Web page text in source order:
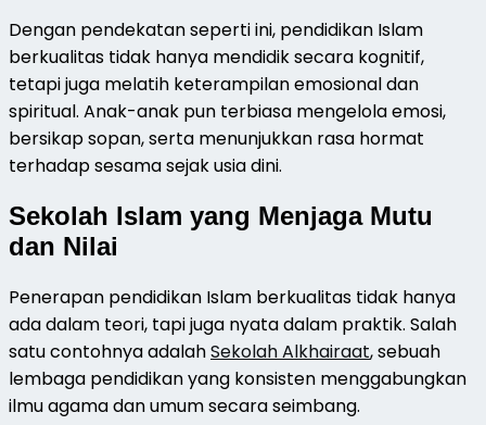
Dengan pendekatan seperti ini, pendidikan Islam
berkualitas tidak hanya mendidik secara kognitif,
tetapi juga melatih keterampilan emosional dan
spiritual. Anak-anak pun terbiasa mengelola emosi,
bersikap sopan, serta menunjukkan rasa hormat
terhadap sesama sejak usia dini.
Sekolah Islam yang Menjaga Mutu
dan Nilai
Penerapan pendidikan Islam berkualitas tidak hanya
ada dalam teori, tapi juga nyata dalam praktik. Salah
satu contohnya adalahSekolah Alkhairaat, sebuah
lembaga pendidikan yang konsisten menggabungkan
ilmu agama dan umum secara seimbang.